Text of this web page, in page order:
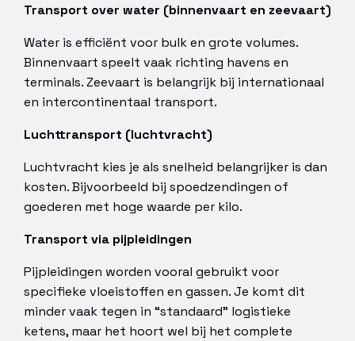
Transport over water (binnenvaart en zeevaart)
Water is efficiënt voor bulk en grote volumes.
Binnenvaart speelt vaak richting havens en
terminals. Zeevaart is belangrijk bij internationaal
en intercontinentaal transport.
Luchttransport (luchtvracht)
Luchtvracht kies je als snelheid belangrijker is dan
kosten. Bijvoorbeeld bij spoedzendingen of
goederen met hoge waarde per kilo.
Transport via pijpleidingen
Pijpleidingen worden vooral gebruikt voor
specifieke vloeistoffen en gassen. Je komt dit
minder vaak tegen in “standaard” logistieke
ketens, maar het hoort wel bij het complete